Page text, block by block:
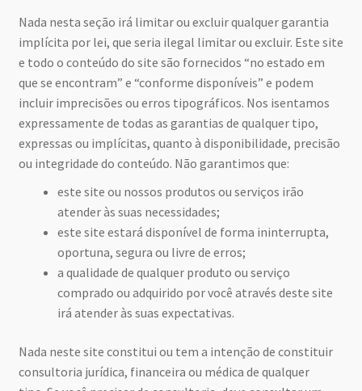
Nada nesta seção irá limitar ou excluir qualquer garantia
implícita por lei, que seria ilegal limitar ou excluir. Este site
e todo o conteúdo do site são fornecidos “no estado em
que se encontram” e “conforme disponíveis” e podem
incluir imprecisões ou erros tipográficos. Nos isentamos
expressamente de todas as garantias de qualquer tipo,
expressas ou implícitas, quanto à disponibilidade, precisão
ou integridade do conteúdo. Não garantimos que:
este site ou nossos produtos ou serviços irão
atender às suas necessidades;
este site estará disponível de forma ininterrupta,
oportuna, segura ou livre de erros;
a qualidade de qualquer produto ou serviço
comprado ou adquirido por você através deste site
irá atender às suas expectativas.
Nada neste site constitui ou tem a intenção de constituir
consultoria jurídica, financeira ou médica de qualquer